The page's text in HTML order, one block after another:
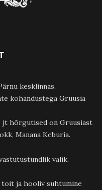
kesklinnas.
kohandustega Gruusia
jt hõrgutised on Gruusiast
Manana Keburia.
valik.
ja hooliv suhtumine